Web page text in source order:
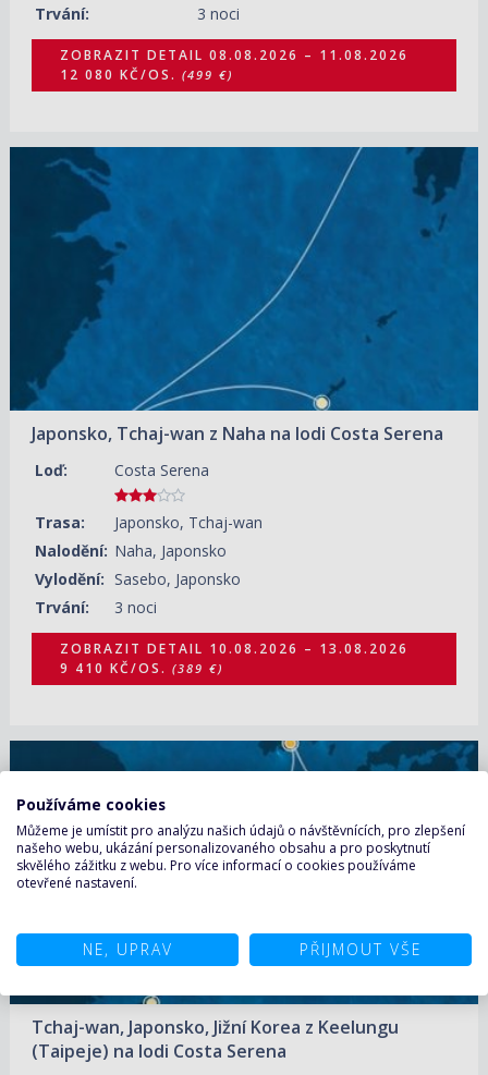
Trvání:
3 noci
ZOBRAZIT DETAIL 08.08.2026 – 11.08.2026
12 080 KČ/OS. (499 €)
Japonsko, Tchaj-wan z Naha na lodi Costa Serena
Loď: Costa Serena
Trasa:
Japonsko, Tchaj-wan
Nalodění: Naha, Japonsko
Vylodění: Sasebo, Japonsko
Trvání:
3 noci
ZOBRAZIT DETAIL
10.08.2026 – 13.08.2026
9 410 KČ/OS.
ZOBRAZIT DETAIL 10.08.2026 – 13.08.2026
9 410 KČ/OS. (389 €)
Tchaj-wan, Japonsko, Jižní Korea z Keelungu
(Taipeje) na lodi Costa Serena
Používáme cookies
Můžeme je umístit pro analýzu našich údajů o návštěvnících, pro zlepšení
našeho webu, ukázání personalizovaného obsahu a pro poskytnutí
skvělého zážitku z webu. Pro více informací o cookies používáme
otevřené nastavení.
NE, UPRAV PŘIJMOUT VŠE